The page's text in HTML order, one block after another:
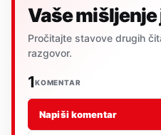
Vaše mišljenje
Pročitajte stavove drugih
razgovor.
1KOMENTAR
Napiši komentar